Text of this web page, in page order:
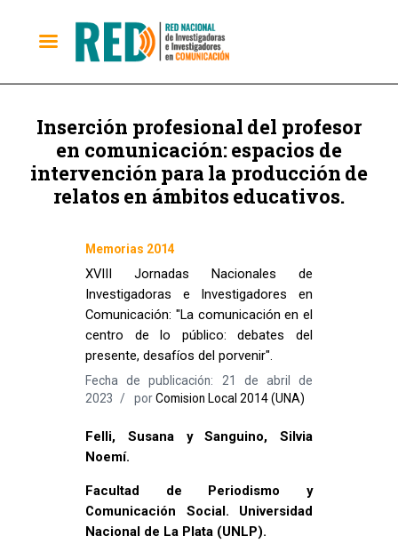
Inserción profesional del profesor
en comunicación: espacios de
intervención para la producción de
relatos en ámbitos educativos.
Memorias 2014
XVIII Jornadas Nacionales de
Investigadoras e Investigadores en
Comunicación: "La comunicación en el
centro de lo público: debates del
presente, desafíos del porvenir".
Fecha de publicación: 21 de abril de
2023
porComision Local 2014 (UNA)
Felli, Susana y Sanguino, Silvia
Noemí.
Facultad de Periodismo y
Comunicación Social. Universidad
Nacional de La Plata (UNLP).